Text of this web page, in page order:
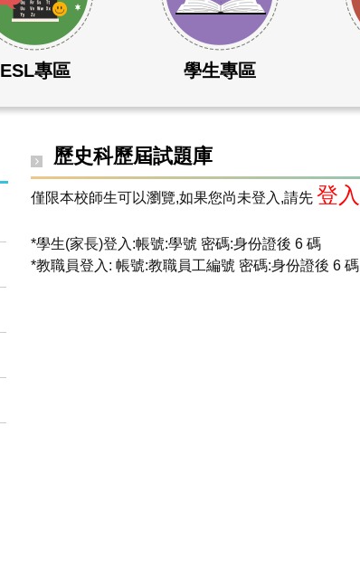
ESL專區 學生專區
歷史科歷屆試題庫
僅限本校師生可以瀏覽,如果您尚未登入,請先 登入
*學生(家長)登入:帳號:學號 密碼:身份證後 6 碼
*教職員登入: 帳號:教職員工編號 密碼:身份證後 6 碼